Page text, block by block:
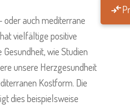
oder auch mediterrane
vielfältige positive
wie Studien
unsere Herzgesundheit
Kostform. Die
dies beispielsweise